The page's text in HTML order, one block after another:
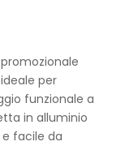
per
funzionale a
in alluminio
facile da